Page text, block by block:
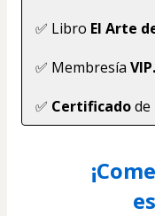
✅ Libro El Arte
✅ Membresía VIP.
✅ Certificado de